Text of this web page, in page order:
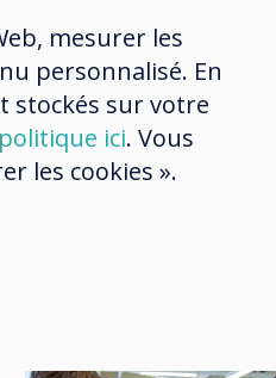
l'enseignement
supérieur :
concevoir pour
tous les
apprenants
mesurer les
personnalisé. En
stockés sur votre
ici. Vous
les cookies ».